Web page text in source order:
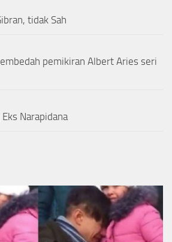
tidak Sah
pemikiran Albert Aries seri
Narapidana